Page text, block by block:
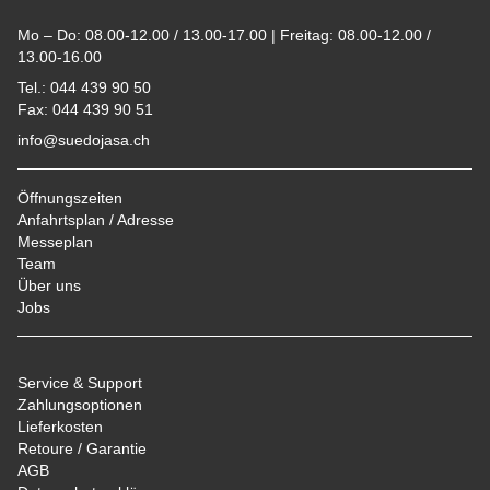
Mo – Do: 08.00-12.00 / 13.00-17.00 | Freitag: 08.00-12.00 /
13.00-16.00
Tel.: 044 439 90 50
Fax: 044 439 90 51
info@suedojasa.ch
Öffnungszeiten
Anfahrtsplan / Adresse
Messeplan
Team
Über uns
Jobs
Service & Support
Zahlungsoptionen
Lieferkosten
Retoure / Garantie
AGB